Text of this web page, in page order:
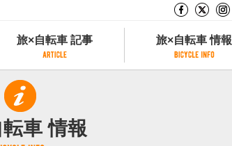
旅×自転車 記事
旅×自転車 記事
一覧
テゴリから探す
旅×自転車 情報
サイクリストにやさしい宿
サイクルトレイン
車 情報